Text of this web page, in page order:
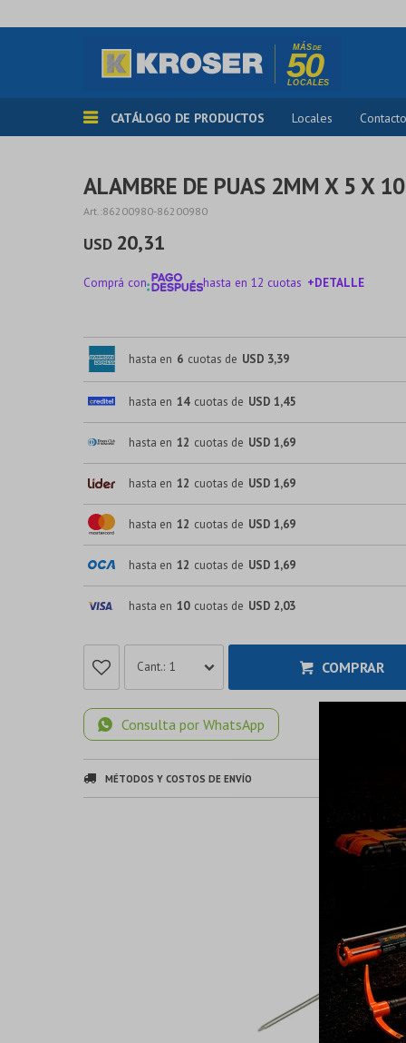
CATÁLOGO DE PRODUCTOS Locales Contacto
ALAMBRE DE PUAS 2MM X 5 X
86200980-86200980
USD 20,31
Comprá con hasta en 12 cuotas +DETALLE
hasta en 6 cuotas de USD 3,39
hasta en 14 cuotas de USD 1,45
hasta en 12 cuotas de USD 1,69
hasta en 12 cuotas de USD 1,69
hasta en 12 cuotas de USD 1,69
hasta en 12 cuotas de USD 1,69
hasta en 10 cuotas de USD 2,03
1 COMPRAR
Consulta por WhatsApp
MÉTODOS Y COSTOS DE ENVÍO